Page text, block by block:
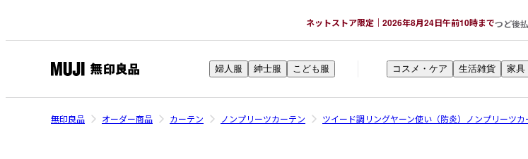
ネットストア限定｜2026年8月24日午前10時までつど後
印
良
婦人服 紳士服 こども服 コスメ・ケア 生活雑貨 家具
無印良品 オーダー商品 カーテン ノンプリーツカーテン ツイード調リングヤーン使い（防炎）ノンプリーツ